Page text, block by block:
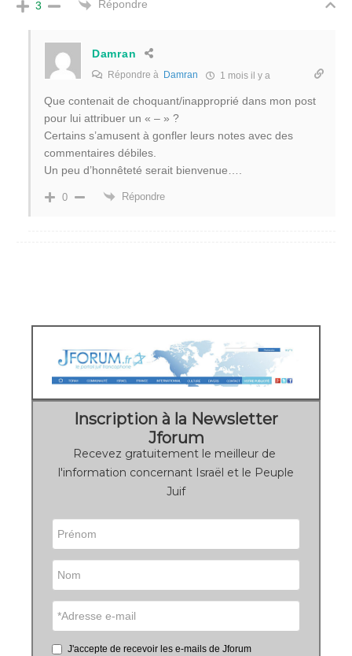
3 Répondre
Damran
Répondre à Damran 1 mois il y a
Que contenait de choquant/inapproprié dans mon post
pour lui attribuer un « – » ?
Certains s’amusent à gonfler leurs notes avec des
commentaires débiles.
Un peu d’honnêteté serait bienvenue….
0 Répondre
Inscription à la Newsletter
Jforum
Recevez gratuitement le meilleur de
l'information concernant Israël et le Peuple
Juif
J'accepte de recevoir les e-mails de Jforum